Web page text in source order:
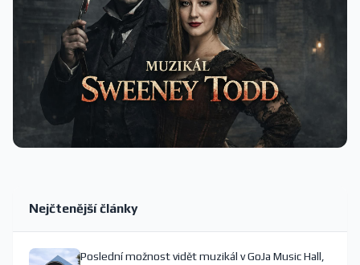
Nejčtenější články
Poslední možnost vidět muzikál v GoJa Music Hall,